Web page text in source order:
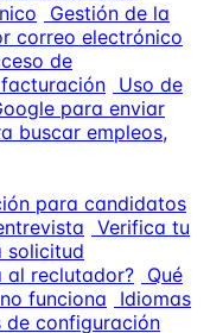
Gestión de la
correo electrónico
de
Uso de
para enviar
buscar empleos,
para candidatos
Verifica tu
solicitud
al reclutador? Qué
funciona
Idiomas
configuración